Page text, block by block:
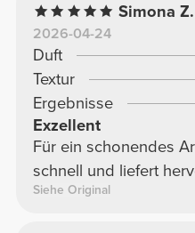
Simona Z.
2026-04-24
Duft
Textur
Ergebnisse
Exzellent
Für ein schonendes
schnell und liefert
Siehe Original